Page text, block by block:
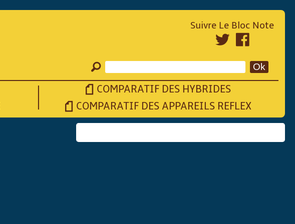
COMPARATIF DES HYBRIDES
COMPARATIF DES APPAREILS REFLEX
Suivre Le Bloc Note